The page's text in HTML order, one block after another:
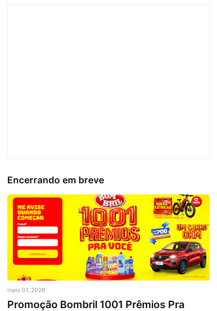
Encerrando em breve
maio 01, 2026
Promoção Bombril 1001 Prêmios Pra